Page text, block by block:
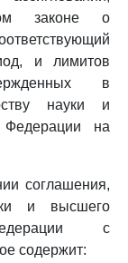
законе о
и лимитов
в
науки и
Федерации на
соглашения,
и высшего
с
содержит: